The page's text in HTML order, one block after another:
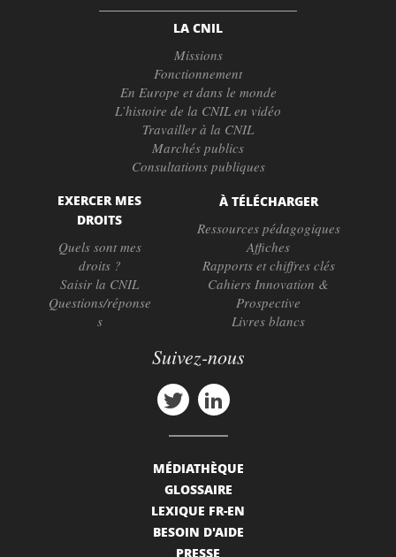
LA CNIL
Missions
Fonctionnement
En Europe et dans le monde
L’histoire de la CNIL en vidéo
Travailler à la CNIL
Marchés publics
Consultations publiques
EXERCER MES
DROITS
Quels sont mes
droits ?
Saisir la CNIL
Questions/réponse
s
À TÉLÉCHARGER
Ressources pédagogiques
Affiches
Rapports et chiffres clés
Cahiers Innovation &
Prospective
Livres blancs
Suivez-nous
MÉDIATHÈQUE
GLOSSAIRE
LEXIQUE FR-EN
BESOIN D'AIDE
PRESSE